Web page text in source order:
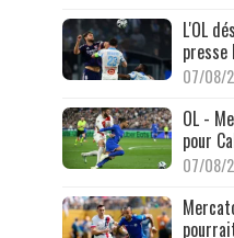
L'OL
07/08/
OL -
pour
07/08/